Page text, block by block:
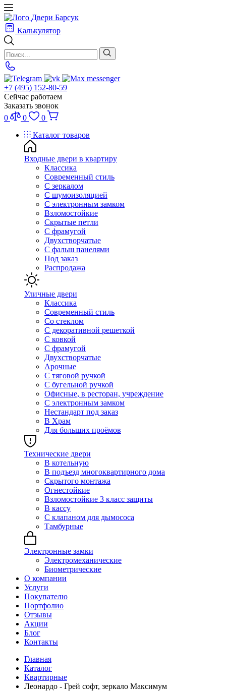
Калькулятор
+7 (495) 152-80-59
Сейчас работаем
Заказать звонок
0
0
0
Каталог товаров
Входные двери в квартиру
Классика
Современный стиль
С зеркалом
С шумоизоляцией
С электронным замком
Взломостойкие
Скрытые петли
С фрамугой
Двухстворчатые
С фальш панелями
Под заказ
Распродажа
Уличные двери
Классика
Современный стиль
Со стеклом
С декоративной решеткой
С ковкой
С фрамугой
Двухстворчатые
Арочные
С тяговой ручкой
С бугельной ручкой
Офисные, в ресторан, учреждение
С электронным замком
Нестандарт под заказ
В Храм
Для больших проёмов
Технические двери
В котельную
В подъезд многоквартирного дома
Скрытого монтажа
Огнестойкие
Взломостойкие 3 класс защиты
В кассу
С клапаном для дымососа
Тамбурные
Электронные замки
Электромеханические
Биометрические
О компании
Услуги
Покупателю
Портфолио
Отзывы
Акции
Блог
Контакты
Главная
Каталог
Квартирные
Леонардо - Грей софт, зеркало Максимум